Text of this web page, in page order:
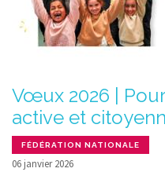
Vœux 2026 |
active et
FÉDÉRATION NATIONALE
06 janvier 2026